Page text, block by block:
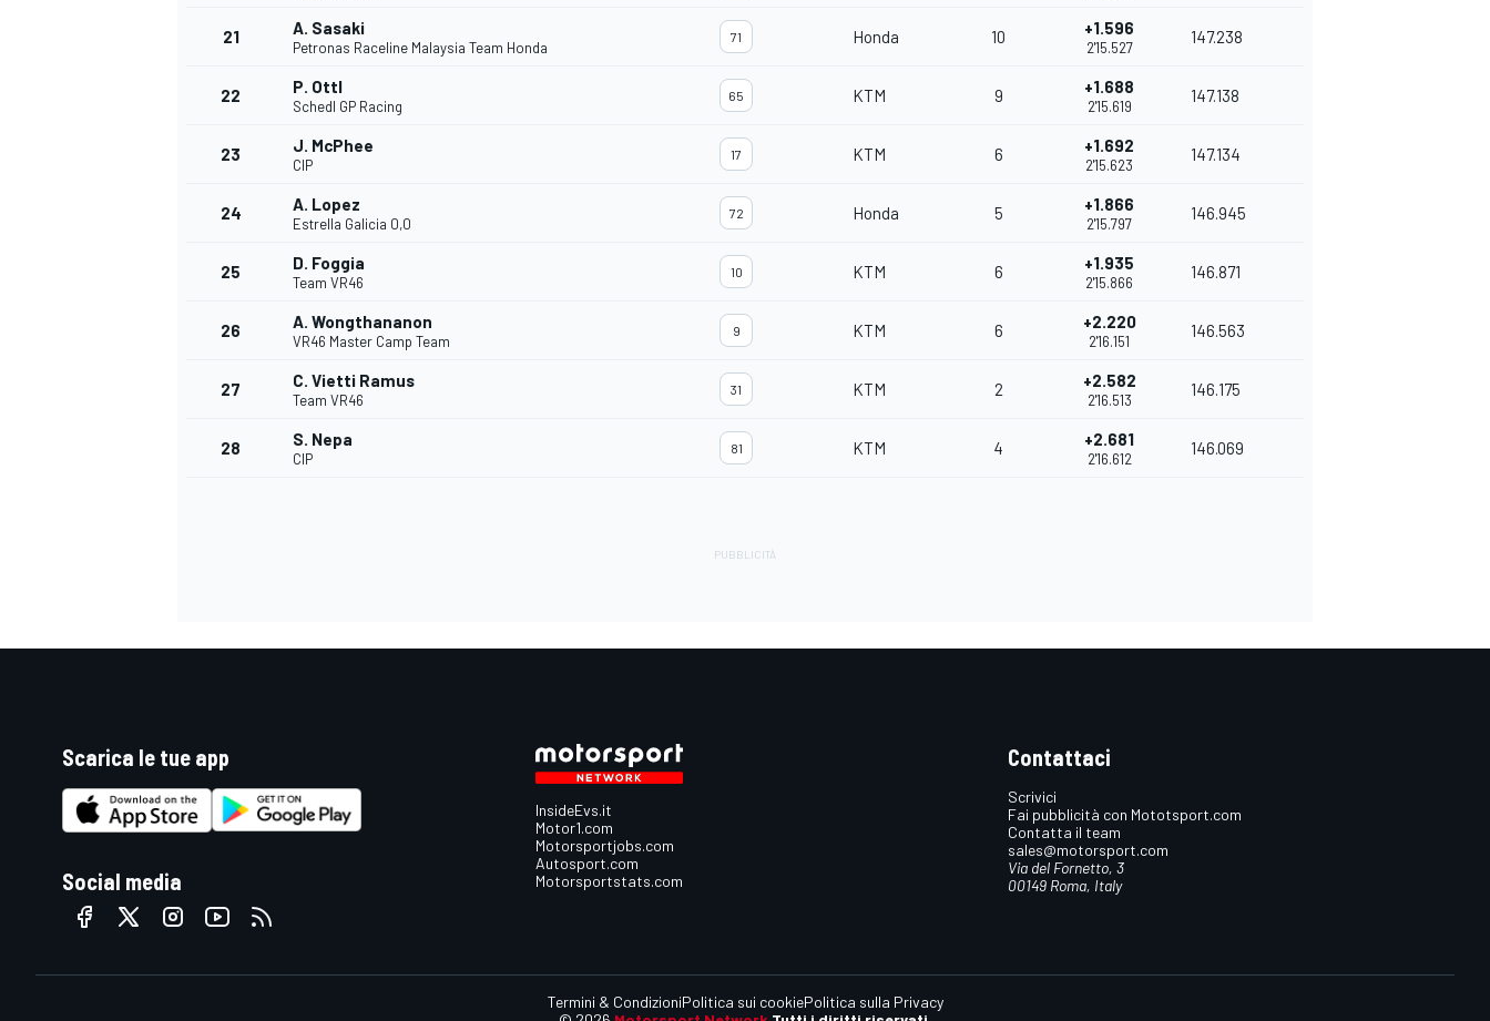
21 A. Sasaki
Petronas Raceline Malaysia Team Honda
71 Honda 10 +1.596
2'15.527
147.238
22 P. Ottl
Schedl GP Racing
65 KTM 9 +1.688
2'15.619
147.138
23 J. McPhee
CIP
17 KTM 6 +1.692
2'15.623
147.134
24 A. Lopez
Estrella Galicia 0,0
72 Honda 5 +1.866
2'15.797
146.945
25 D. Foggia
Team VR46
10 KTM 6 +1.935
2'15.866
146.871
26 A. Wongthananon
VR46 Master Camp Team
9 KTM 6 +2.220
2'16.151
146.563
27 C. Vietti Ramus
Team VR46
31 KTM 2 +2.582
2'16.513
146.175
28 S. Nepa
CIP
81 KTM 4 +2.681
2'16.612
146.069
Scarica le tue app
Social media
InsideEvs.it
Motor1.com
Motorsportjobs.com
Autosport.com
Motorsportstats.com
Contattaci
Scrivici
Fai pubblicità con Mototsport.com
Contatta il team
sales@motorsport.com
Via del Fornetto, 3
00149 Roma, Italy
Termini & CondizioniPolitica sui cookiePolitica sulla Privacy